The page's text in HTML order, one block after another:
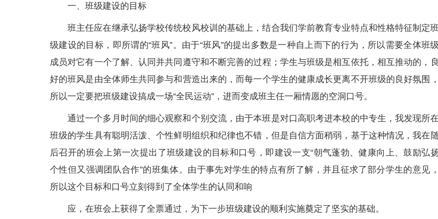
一、班级建设的目标
班主任应在继承弘扬学校传统校风校训的基础上，结合我们学前教育专业特点和性格特征制定
级建设的目标，即所谓的“班风”。由于“班风”的提出多数是一种自上而下的行为，所以需要全体班级
成员对它有一个了解、认同并共同遵守和不断完善的过程；学生与班级是相互依托，相互推动的，良
好的班风是由全体师生共同参与和营造出来的，而每一个学生的健康成长更离不开班级的良好氛围，
所以一定要把班级建设搞成一场“全民运动”，进而变成班主任一厢情愿的空洞口号。
通过一个多月时间的细心观察和个别交流，由于本班是对口高职考进本校的中专生，我发现所在
班级的学生具有聪明活泼、个性鲜明组织和纪律也不错，但是自信方面稍弱，基于这种情况，我在
后召开的班会上第一次提出了班级建设的目标和口号，即建设一支“朝气蓬勃、健康向上、鼓励弘
个性但又强调团队合作”的班集体。由于事先对学生的特点有所了解，并且征求了部分学生的意见，
所以这个目标和口号立刻得到了全体学生的认同和响
应，在班会上获得了全票通过，为下一步班级建设的顺利实施奠定了坚实的基础。